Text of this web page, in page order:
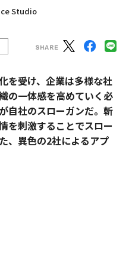
Studio
を受け、企業は多様な社
の一体感を高めていく必
自社のスローガンだ。斬
を刺激することでスロー
、異色の2社によるアプ